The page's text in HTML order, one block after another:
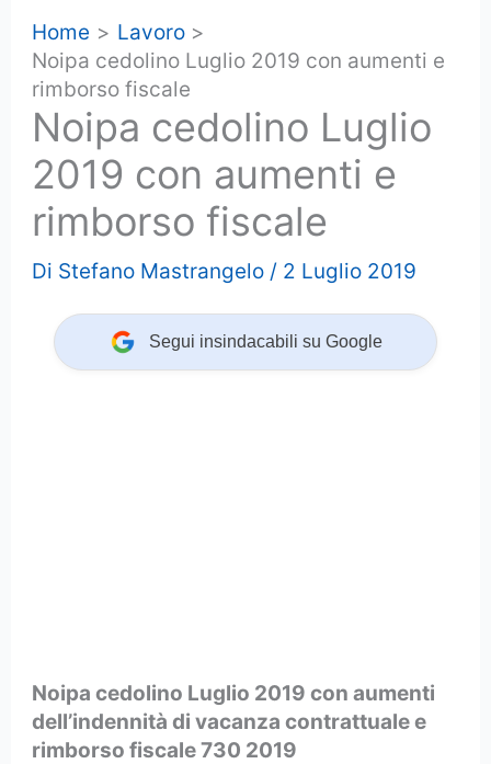
Home
Lavoro
Noipa cedolino Luglio 2019 con aumenti e
rimborso fiscale
Noipa cedolino Luglio
2019 con aumenti e
rimborso fiscale
Di Stefano Mastrangelo / 2 Luglio 2019
Segui insindacabili su Google
Noipa cedolino Luglio 2019 con aumenti
dell’indennità di vacanza contrattuale e
rimborso fiscale 730 2019